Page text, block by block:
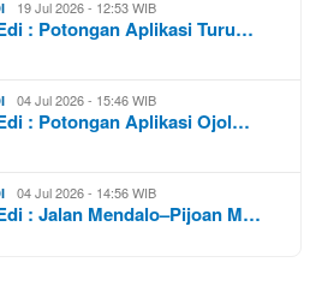
19 Jul 2026 - 12:53 WIB
: Potongan Aplikasi Turu…
04 Jul 2026 - 15:46 WIB
: Potongan Aplikasi Ojol…
04 Jul 2026 - 14:56 WIB
: Jalan Mendalo–Pijoan M…